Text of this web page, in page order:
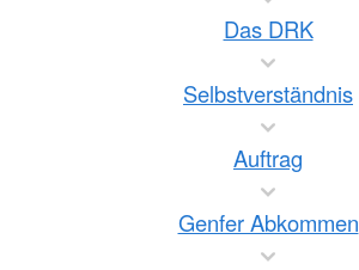
Das DRK
Selbstverständnis
Auftrag
Genfer Abkommen